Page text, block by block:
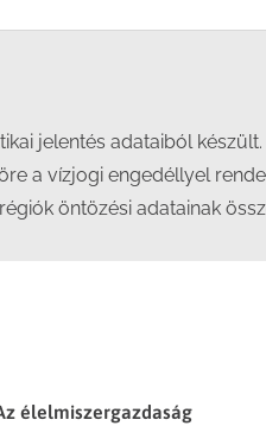
jelentés adataiból
a vízjogi engedéllyel
öntözési adatainak
élelmiszergazdaság